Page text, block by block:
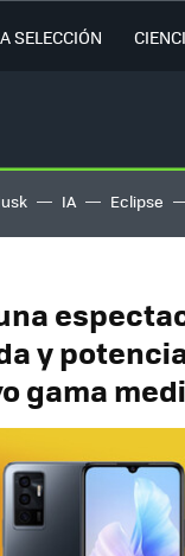
SELECCIÓN
IA Eclipse
y
gama